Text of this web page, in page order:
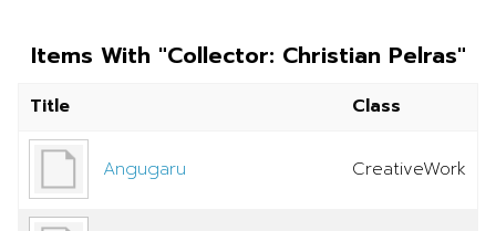
Items With "Collector: Christian Pelras"
Title Class
Angugaru CreativeWork